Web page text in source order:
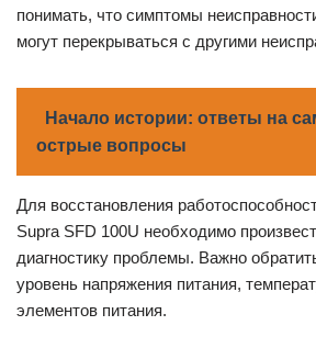
понимать, что симптомы
могут перекрываться с другими
Начало истории: ответы на
острые вопросы
Для восстановления
Supra SFD 100U необходимо
диагностику проблемы. Важно
уровень напряжения питания,
элементов питания.